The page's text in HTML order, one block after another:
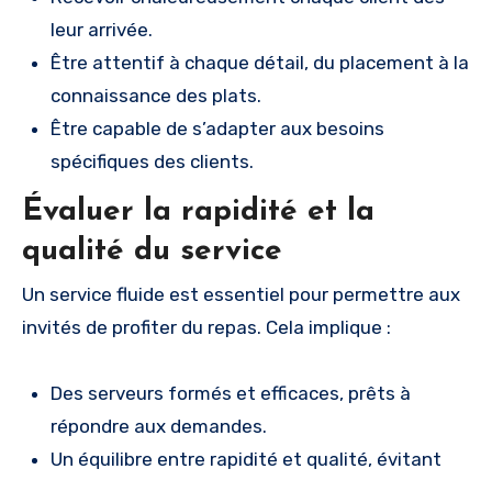
leur arrivée.
Être attentif à chaque détail, du placement à la
connaissance des plats.
Être capable de s’adapter aux besoins
spécifiques des clients.
Évaluer la rapidité et la
qualité du service
Un service fluide est essentiel pour permettre aux
invités de profiter du repas. Cela implique :
Des serveurs formés et efficaces, prêts à
répondre aux demandes.
Un équilibre entre rapidité et qualité, évitant